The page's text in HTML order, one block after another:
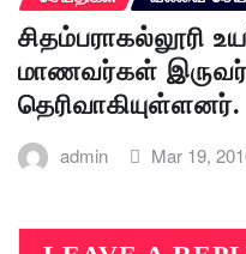
சிதம்பராகல்லூரி
மாணவர்கள்
தெரிவாகியுள்ளனர்.
admin Mar 19,